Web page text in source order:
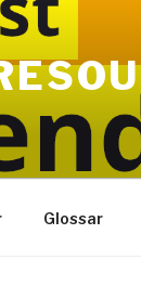
Glossar